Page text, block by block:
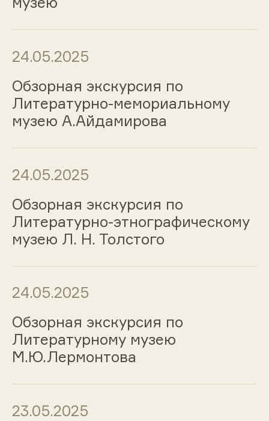
24.05.2025
Обзорная экскурсия по
Литературно-мемориальному
музею А.Айдамирова
24.05.2025
Обзорная экскурсия по
Литературно-этнографическому
музею Л. Н. Толстого
24.05.2025
Обзорная экскурсия по
Литературному музею
М.Ю.Лермонтова
23.05.2025